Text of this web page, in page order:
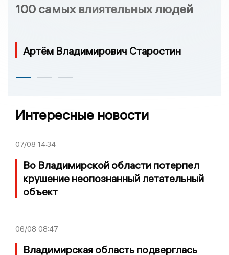
100 самых влиятельных людей
Артём Владимирович Старостин
Интересные новости
07/08 14:34
Во Владимирской области потерпел
крушение неопознанный летательный
объект
06/08 08:47
Владимирская область подверглась